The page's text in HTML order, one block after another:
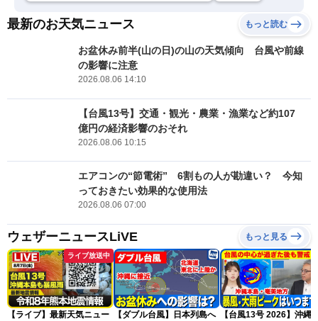
最新のお天気ニュース もっと読む
お盆休み前半(山の日)の山の天気傾向 台風や前線
の影響に注意
2026.08.06 14:10
【台風13号】交通・観光・農業・漁業など約107
億円の経済影響のおそれ
2026.08.06 10:15
エアコンの“節電術” 6割もの人が勘違い？ 今知
っておきたい効果的な使用法
2026.08.06 07:00
ウェザーニュースLiVE もっと見る
ライブ放送中
【ライブ】最新天気ニュー
【ダブル台風】日本列島へ
【台風13号 2026】沖縄